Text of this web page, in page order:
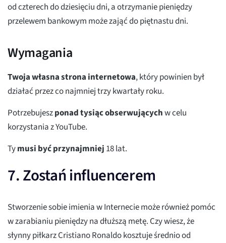
od czterech do dziesięciu dni, a otrzymanie pieniędzy
przelewem bankowym może zająć do piętnastu dni.
Wymagania
Twoja własna strona internetowa, który powinien był
działać przez co najmniej trzy kwartały roku.
Potrzebujeszponad tysiąc obserwującychw celu
korzystania z YouTube.
Tymusi być przynajmniej 18 lat.
7. Zostań influencerem
Stworzenie sobie imienia w Internecie może również pomóc
w zarabianiu pieniędzy na dłuższą metę. Czy wiesz, że
słynny piłkarz Cristiano Ronaldo kosztuje średnio od